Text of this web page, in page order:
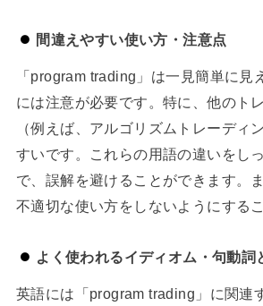
間違えやすい使い方・注意点
「program trading」は一見簡単に見
には注意が必要です。特に、他のト
（例えば、アルゴリズムトレーディ
すいです。これらの用語の違いをし
で、誤解を避けることができます。
不適切な使い方をしないようにする
よく使われるイディオム・句動詞
英語には「program trading」に関連